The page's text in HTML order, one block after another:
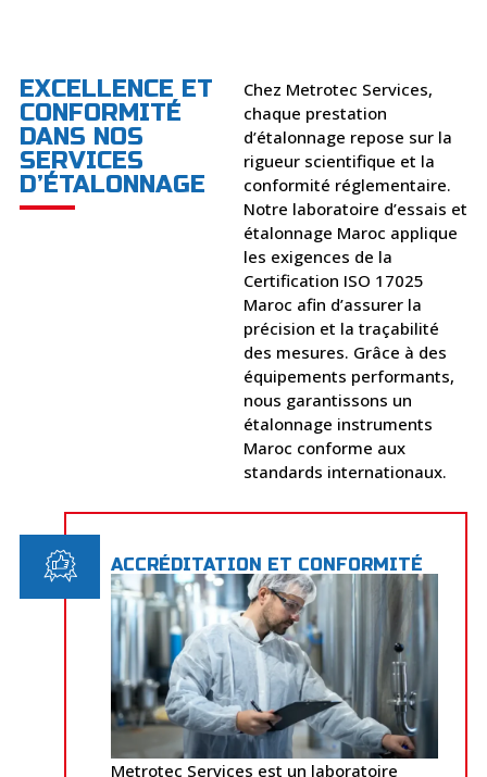
EXCELLENCE ET
CONFORMITÉ
DANS NOS
SERVICES
D’ÉTALONNAGE
Chez Metrotec Services,
chaque prestation
d’étalonnage repose sur la
rigueur scientifique et la
conformité réglementaire.
Notre laboratoire d’essais et
étalonnage Maroc applique
les exigences de la
Certification ISO 17025
Maroc afin d’assurer la
précision et la traçabilité
des mesures. Grâce à des
équipements performants,
nous garantissons un
étalonnage instruments
Maroc conforme aux
standards internationaux.
ACCRÉDITATION ET CONFORMITÉ
Metrotec Services est un laboratoire